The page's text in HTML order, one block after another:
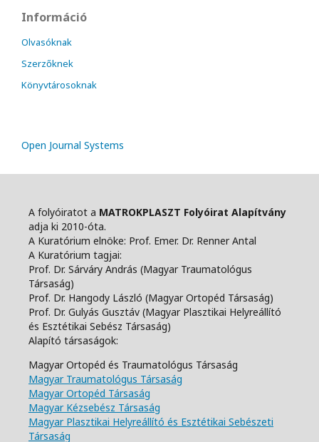
Információ
Olvasóknak
Szerzőknek
Könyvtárosoknak
Open Journal Systems
A folyóiratot a MATROKPLASZT Folyóirat Alapítvány
adja ki 2010-óta.
A Kuratórium elnöke: Prof. Emer. Dr. Renner Antal
A Kuratórium tagjai:
Prof. Dr. Sárváry András (Magyar Traumatológus
Társaság)
Prof. Dr. Hangody László (Magyar Ortopéd Társaság)
Prof. Dr. Gulyás Gusztáv (Magyar Plasztikai Helyreállító
és Esztétikai Sebész Társaság)
Alapító társaságok:
Magyar Ortopéd és Traumatológus Társaság
Magyar Traumatológus Társaság
Magyar Ortopéd Társaság
Magyar Kézsebész Társaság
Magyar Plasztikai Helyreállító és Esztétikai Sebészeti
Társaság